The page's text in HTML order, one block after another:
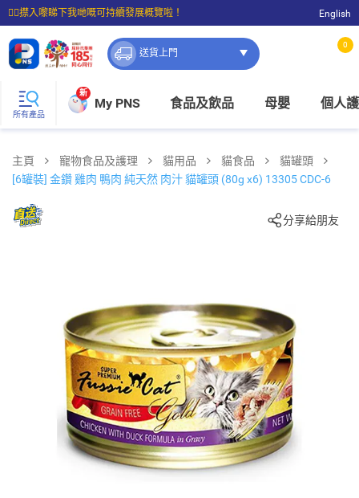
☝🏼㩒入嚟睇下我哋嘅可持續發展概覽啦！
⭐購物滿$399即享免費送貨；滿$100即可免費店取。
English
送貨上門
0
所有產品
新
My PNS 食品及飲品 母嬰 個人
主頁 寵物食品及護理 貓用品 貓食品
貓罐頭
[6罐裝] 金鑽 雞肉 鴨肉 純天然 肉汁 貓罐頭 (80g x6) 13305 CDC-6
分享給朋友